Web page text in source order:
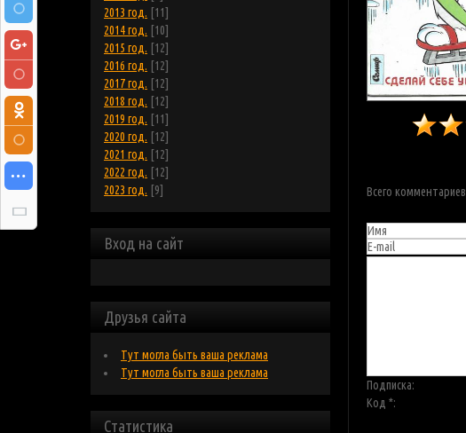
2013 год. [11]
2014 год. [10]
2015 год. [12]
2016 год. [12]
2017 год. [12]
2018 год. [12]
2019 год. [11]
2020 год. [12]
2021 год. [12]
2022 год. [12]
2023 год. [9]
Вход на сайт
Друзья сайта
Тут могла быть ваша реклама
Тут могла быть ваша реклама
Статистика
Всего комментариев
Подписка:
Код *: